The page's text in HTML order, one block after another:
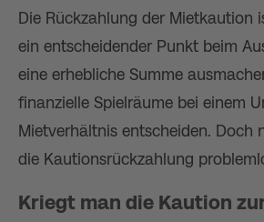
Die Rückzahlung der Mietkaution
ein entscheidender Punkt beim
eine erhebliche Summe
finanzielle Spielräume bei einem
Mietverhältnis entscheiden. Doch
die Kautionsrückzahlung
Kriegt man die Kaution